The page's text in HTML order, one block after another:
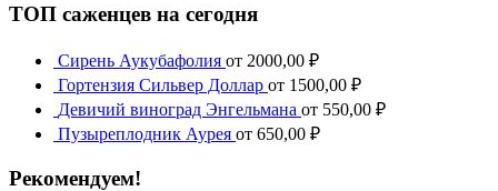
ТОП саженцев на сегодня
Сирень Аукубафолия от 2000,00 ₽
Гортензия Сильвер Доллар от 1500,00 ₽
Девичий виноград Энгельмана от 550,00 ₽
Пузыреплодник Аурея от 650,00 ₽
Рекомендуем!